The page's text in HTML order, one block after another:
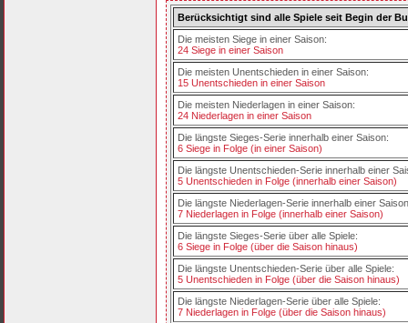
Berücksichtigt sind alle Spiele seit Begin der
Die meisten Siege in einer Saison:
24 Siege in einer Saison
Die meisten Unentschieden in einer Saison:
15 Unentschieden in einer Saison
Die meisten Niederlagen in einer Saison:
24 Niederlagen in einer Saison
Die längste Sieges-Serie innerhalb einer Saison:
6 Siege in Folge (in einer Saison)
Die längste Unentschieden-Serie innerhalb einer
5 Unentschieden in Folge (innerhalb einer Saison)
Die längste Niederlagen-Serie innerhalb einer
7 Niederlagen in Folge (innerhalb einer Saison)
Die längste Sieges-Serie über alle Spiele:
6 Siege in Folge (über die Saison hinaus)
Die längste Unentschieden-Serie über alle Spiele:
5 Unentschieden in Folge (über die Saison hinaus)
Die längste Niederlagen-Serie über alle Spiele:
7 Niederlagen in Folge (über die Saison hinaus)